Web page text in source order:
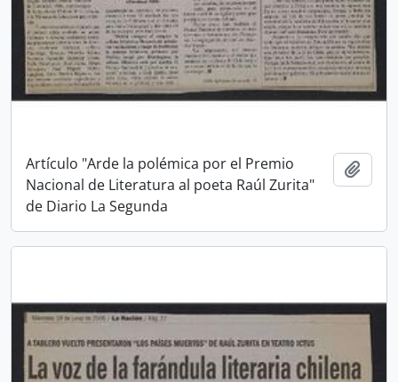
Artículo "Arde la polémica por el Premio
Nacional de Literatura al poeta Raúl Zurita"
de Diario La Segunda